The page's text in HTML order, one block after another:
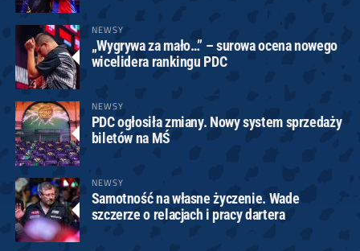
NEWSY
„Wygrywa za mało…” – surowa ocena nowego
wicelidera rankingu PDC
NEWSY
PDC ogłosiła zmiany. Nowy system sprzedaży
biletów na MŚ
NEWSY
Samotność na własne życzenie. Wade
szczerze o relacjach i pracy dartera